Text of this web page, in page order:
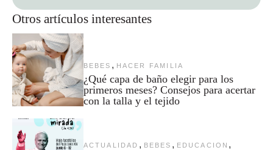
Otros artículos interesantes
BEBES , HACER FAMILIA
¿Qué capa de baño elegir para los
primeros meses? Consejos para acertar
con la talla y el tejido
ACTUALIDAD , BEBES , EDUCACION ,